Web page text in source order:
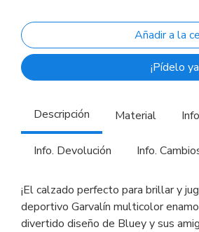
¡Pídelo
Descripción Material
Info. Devolución Info.
¡El calzado perfecto para brillar y
deportivo Garvalín multicolor
divertido diseño de Bluey y sus